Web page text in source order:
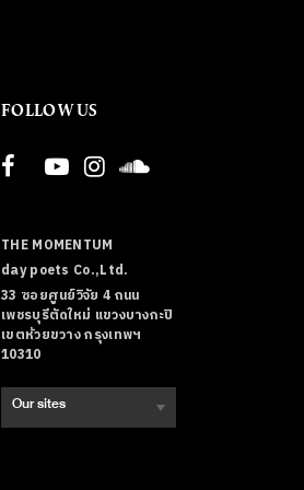
FOLLOW US
THE MOMENTUM
day poets Co.,Ltd.
33 ซอยศูนย์วิจัย 4 ถนน
เพชรบุรีตัดใหม่ แขวงบางกะปิ
เขตห้วยขวาง กรุงเทพฯ
10310